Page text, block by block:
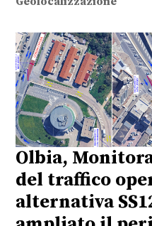
Olbia,
del traffico
alternativa